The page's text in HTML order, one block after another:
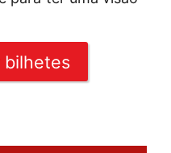
bilhetes